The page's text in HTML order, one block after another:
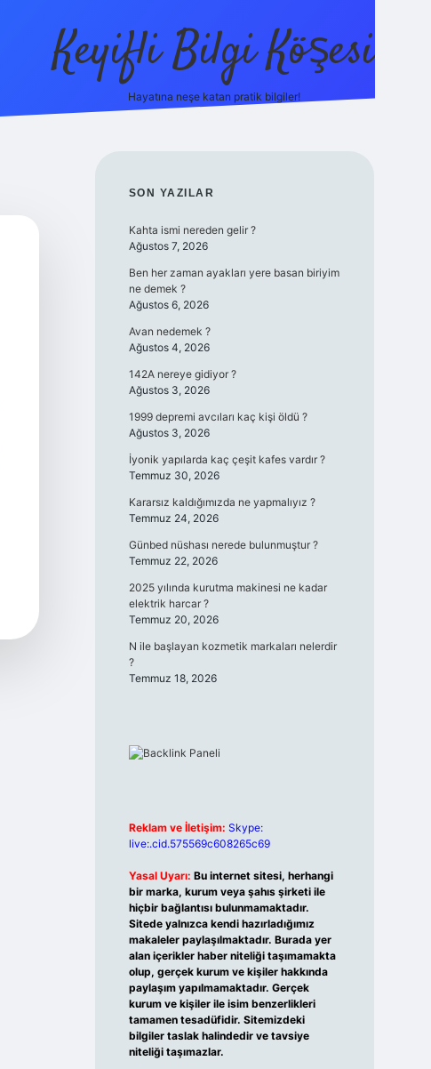
Keyifli Bilgi Köşesi
Hayatına neşe katan pratik bilgiler!
SIDEBAR
SON YAZILAR
Kahta ismi nereden gelir ?
Ağustos 7, 2026
Ben her zaman ayakları yere basan biriyim
ne demek ?
Ağustos 6, 2026
Avan nedemek ?
Ağustos 4, 2026
142A nereye gidiyor ?
Ağustos 3, 2026
1999 depremi avcıları kaç kişi öldü ?
Ağustos 3, 2026
İyonik yapılarda kaç çeşit kafes vardır ?
Temmuz 30, 2026
Kararsız kaldığımızda ne yapmalıyız ?
Temmuz 24, 2026
Günbed nüshası nerede bulunmuştur ?
Temmuz 22, 2026
2025 yılında kurutma makinesi ne kadar
elektrik harcar ?
Temmuz 20, 2026
N ile başlayan kozmetik markaları nelerdir
?
Temmuz 18, 2026
Reklam ve İletişim: Skype:
live:.cid.575569c608265c69
Yasal Uyarı: Bu internet sitesi, herhangi
bir marka, kurum veya şahıs şirketi ile
hiçbir bağlantısı bulunmamaktadır.
Sitede yalnızca kendi hazırladığımız
makaleler paylaşılmaktadır. Burada yer
alan içerikler haber niteliği taşımamakta
olup, gerçek kurum ve kişiler hakkında
paylaşım yapılmamaktadır. Gerçek
kurum ve kişiler ile isim benzerlikleri
tamamen tesadüfidir. Sitemizdeki
bilgiler taslak halindedir ve tavsiye
niteliği taşımazlar.